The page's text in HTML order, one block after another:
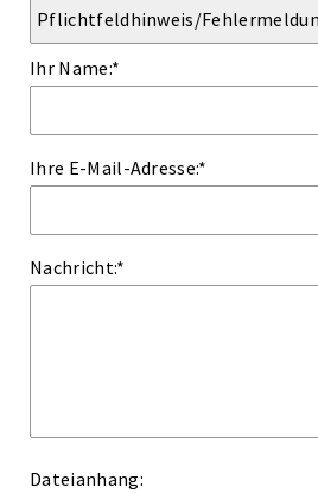
Ihr Name:*
Ihre E-Mail-Adresse:*
Nachricht:*
Dateianhang: